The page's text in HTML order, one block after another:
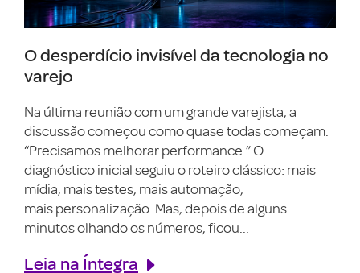
O desperdício invisível da tecnologia no
varejo
Na última reunião com um grande varejista, a
discussão começou como quase todas começam.
“Precisamos melhorar performance.” O
diagnóstico inicial seguiu o roteiro clássico: mais
mídia, mais testes, mais automação,
mais personalização. Mas, depois de alguns
minutos olhando os números, ficou...
Leia na Íntegra